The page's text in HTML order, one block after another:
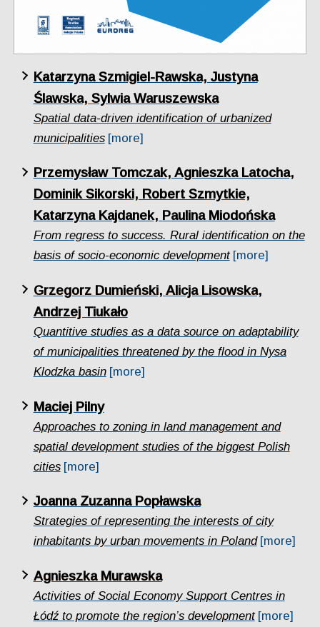
Katarzyna Szmigiel-Rawska, Justyna
Ślawska, Sylwia Waruszewska
Spatial data-driven identification of urbanized
municipalities [more]
Przemysław Tomczak, Agnieszka Latocha,
Dominik Sikorski, Robert Szmytkie,
Katarzyna Kajdanek, Paulina Miodońska
From regress to success. Rural identification on the
basis of socio-economic development [more]
Grzegorz Dumieński, Alicja Lisowska,
Andrzej Tiukało
Quantitive studies as a data source on adaptability
of municipalities threatened by the flood in Nysa
Klodzka basin [more]
Maciej Pilny
Approaches to zoning in land management and
spatial development studies of the biggest Polish
cities [more]
Joanna Zuzanna Popławska
Strategies of representing the interests of city
inhabitants by urban movements in Poland [more]
Agnieszka Murawska
Activities of Social Economy Support Centres in
Łódź to promote the region’s development [more]